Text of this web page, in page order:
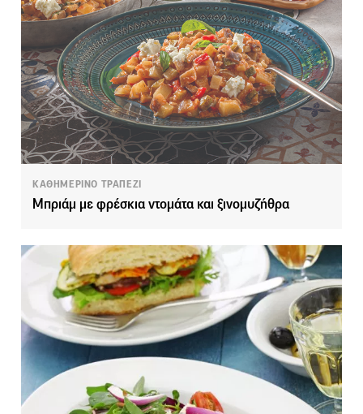
ΚΑΘΗΜΕΡΙΝΟ ΤΡΑΠΕΖΙ
Μπριάμ με φρέσκια ντομάτα και ξινομυζήθρα